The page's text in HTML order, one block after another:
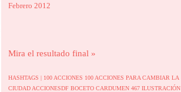
Febrero 2012
Mira el resultado final »
HASHTAGS | 100 ACCIONES 100 ACCIONES PARA CAMBIAR LA
CIUDAD ACCIONESDF BOCETO CARDUMEN 467 ILUSTRACIÓN